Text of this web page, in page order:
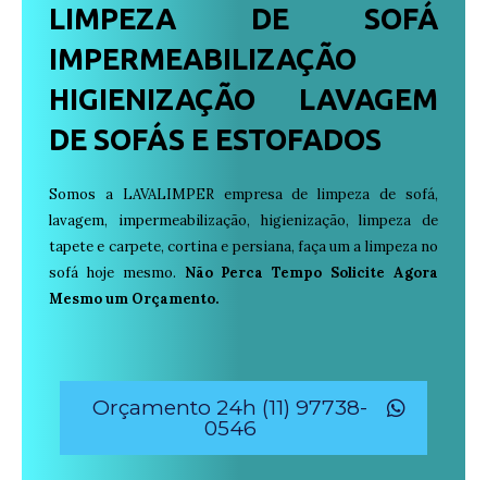
LIMPEZA DE SOFÁ
IMPERMEABILIZAÇÃO
HIGIENIZAÇÃO LAVAGEM
DE SOFÁS E ESTOFADOS
Somos a LAVALIMPER empresa de limpeza de sofá,
lavagem, impermeabilização, higienização, limpeza de
tapete e carpete, cortina e persiana, faça um a limpeza no
sofá hoje mesmo. Não Perca Tempo Solicite Agora
Mesmo um Orçamento.
Orçamento 24h (11) 97738-
0546